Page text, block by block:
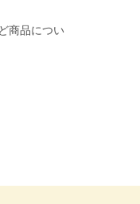
商品につい